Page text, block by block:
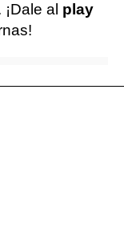
al play